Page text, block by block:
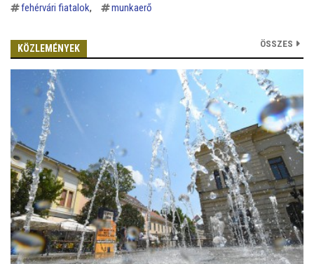
fehérvári fiatalok munkaerő
KÖZLEMÉNYEK ÖSSZES